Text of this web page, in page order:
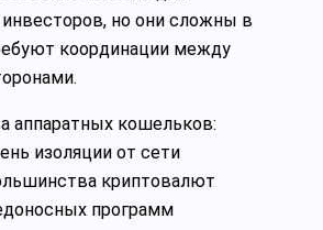
но они сложны в
координации между
аппаратных кошельков:
изоляции от сети
криптовалют
программ